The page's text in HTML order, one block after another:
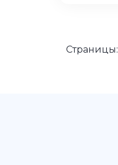
Страницы: